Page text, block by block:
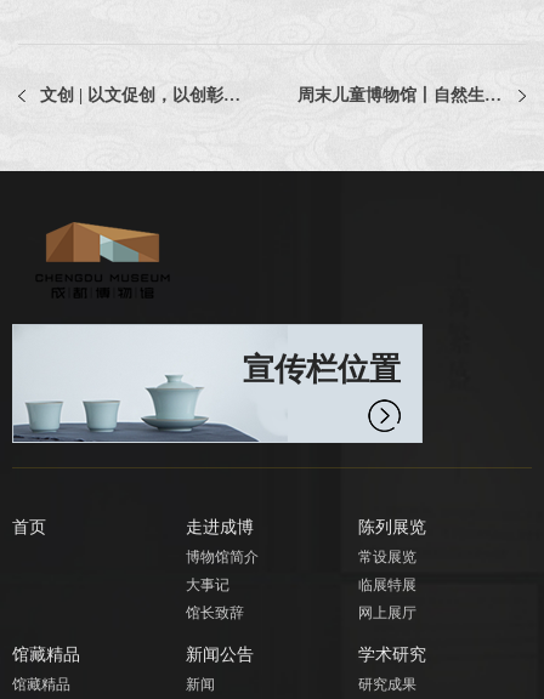
文创 | 以文促创，以创彰文！成博文创亮相第十届成都创意设计周 周末儿童博物馆丨自然生活系列第四场《我在成都的城市公园——历史、自然、生态》活动回顾
宣传栏位置
首页 走进成博
博物馆简介
大事记
馆长致辞
陈列展览
常设展览
临展特展
网上展厅
馆藏精品
馆藏精品
新闻公告
新闻
学术研究
研究成果